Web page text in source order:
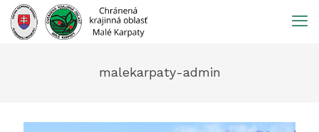
Prejsť
obsah
malekarpaty-admin